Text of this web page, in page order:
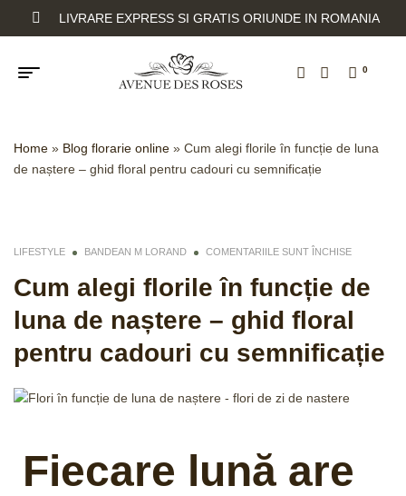
LIVRARE EXPRESS SI GRATIS ORIUNDE IN ROMANIA
0
Home » Blog florarie online » Cum alegi florile în funcție de luna
de naștere – ghid floral pentru cadouri cu semnificație
LIFESTYLE BANDEAN M LORAND COMENTARIILE SUNT ÎNCHISE
Cum alegi florile în funcție de
luna de naștere – ghid floral
pentru cadouri cu semnificație
Fiecare lună are